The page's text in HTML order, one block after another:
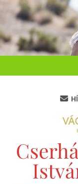
Ugrás
tartalomra